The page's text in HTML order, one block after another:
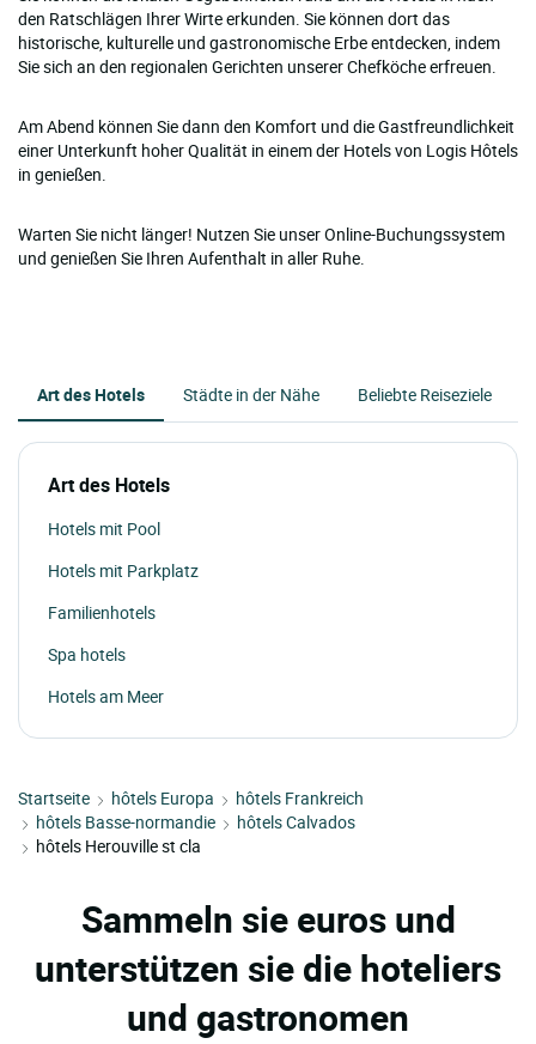
den Ratschlägen Ihrer Wirte erkunden. Sie können dort das
historische, kulturelle und gastronomische Erbe entdecken, indem
Sie sich an den regionalen Gerichten unserer Chefköche erfreuen.
Am Abend können Sie dann den Komfort und die Gastfreundlichkeit
einer Unterkunft hoher Qualität in einem der Hotels von Logis Hôtels
in genießen.
Warten Sie nicht länger! Nutzen Sie unser Online-Buchungssystem
und genießen Sie Ihren Aufenthalt in aller Ruhe.
Art des Hotels Städte in der Nähe Beliebte Reiseziele
Art des Hotels
Hotels mit Pool
Hotels mit Parkplatz
Familienhotels
Spa hotels
Hotels am Meer
Startseite hôtels Europa
hôtels Frankreich
hôtels Basse-normandie
hôtels Calvados
hôtels Herouville st cla
Sammeln sie euros und
unterstützen sie die hoteliers
und gastronomen